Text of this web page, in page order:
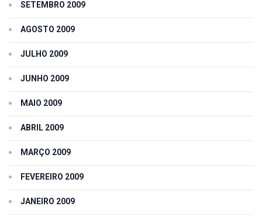
SETEMBRO 2009
AGOSTO 2009
JULHO 2009
JUNHO 2009
MAIO 2009
ABRIL 2009
MARÇO 2009
FEVEREIRO 2009
JANEIRO 2009